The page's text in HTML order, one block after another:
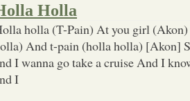
Holla
holla (T-Pain) At you girl
And t-pain (holla holla) [Akon]
I wanna go take a cruise And I
I